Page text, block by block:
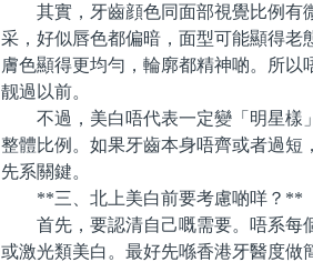
其實，牙齒顔色同面部視覺比例有
采，好似唇色都偏暗，面型可能顯得老
膚色顯得更均勻，輪廓都精神啲。所
靓過以前。
不過，美白唔代表一定變「明星樣
整體比例。如果牙齒本身唔齊或者過短
先系關鍵。
**三、北上美白前要考慮啲咩？**
首先，要認清自己嘅需要。唔系每
或激光類美白。最好先喺香港牙醫度做